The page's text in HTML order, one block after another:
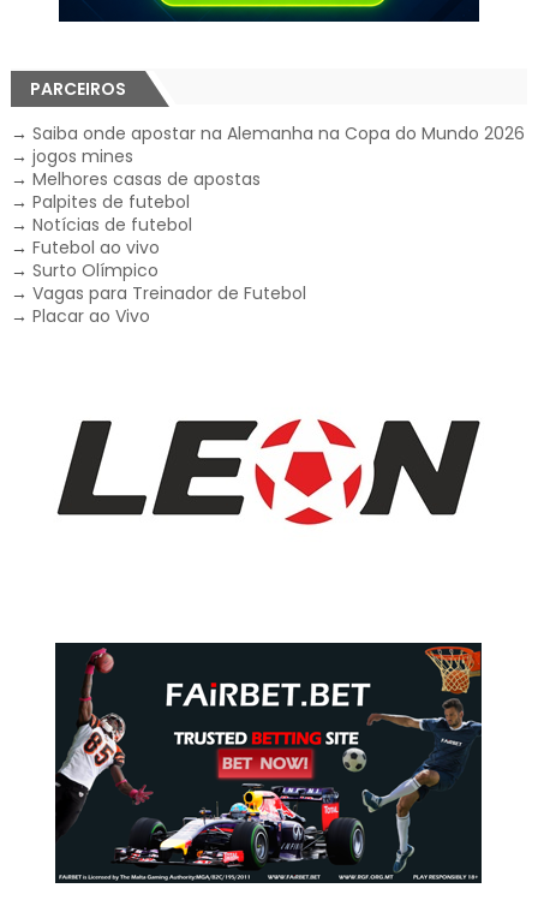
PARCEIROS
→ Saiba onde apostar na Alemanha na Copa do Mundo 2026
→ jogos mines
→ Melhores casas de apostas
→ Palpites de futebol
→ Notícias de futebol
→ Futebol ao vivo
→ Surto Olímpico
→ Vagas para Treinador de Futebol
→ Placar ao Vivo